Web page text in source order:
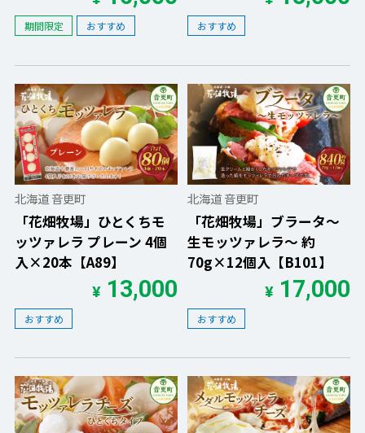
期間限定 おすすめ おすすめ
北海道 音更町
「花畑牧場」ひとくちモ
ッツァレラ プレーン 4個
入×20本【A89】
¥13,000
おすすめ
北海道 音更町
「花畑牧場」ブラータ〜
生モッツァレラ〜 約
70g×12個入【B101】
¥17,000
おすすめ